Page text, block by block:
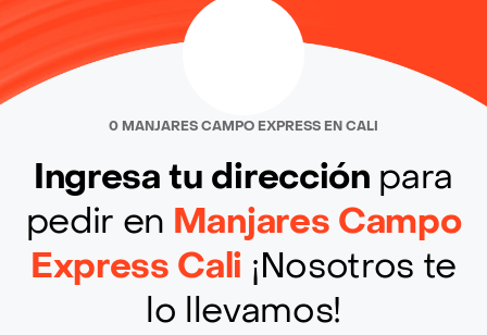
0 MANJARES CAMPO EXPRESS EN CALI
Ingresa tu dirección para
pedir en Manjares Campo
Express Cali ¡Nosotros te
lo llevamos!